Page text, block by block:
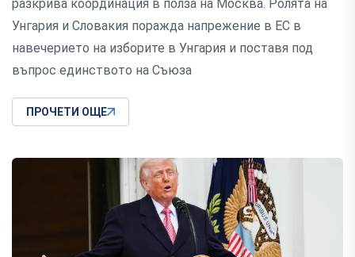
разкрива координация в полза на Москва. Ролята на
Унгария и Словакия поражда напрежение в ЕС в
навечерието на изборите в Унгария и поставя под
въпрос единството на Съюза
ПРОЧЕТИ ОЩЕ